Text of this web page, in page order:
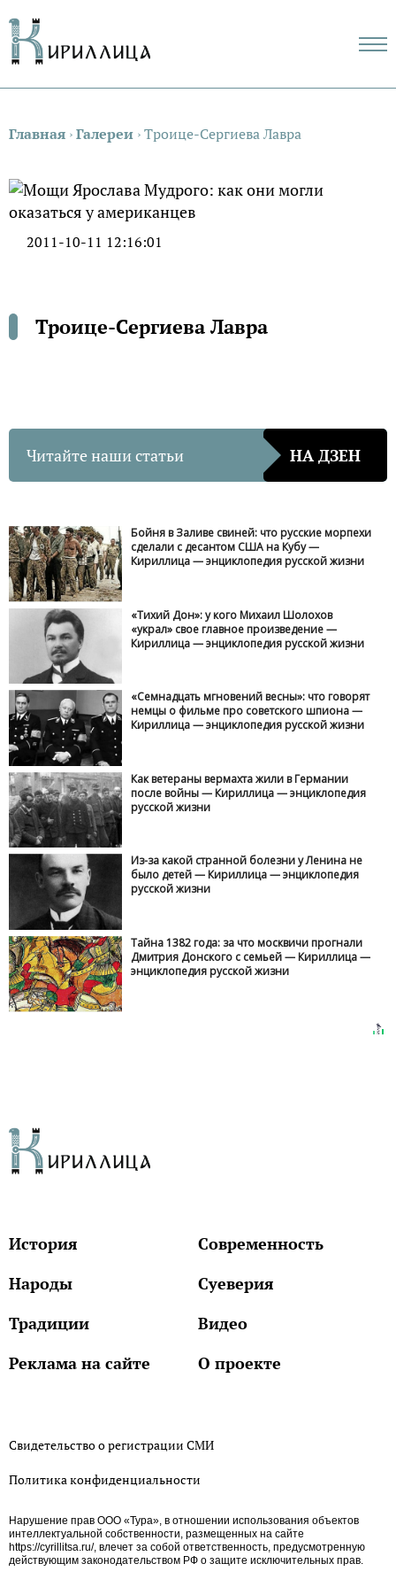
Главная ›Галереи ›Троице-Сергиева Лавра
2011-10-11 12:16:01
Троице-Сергиева Лавра
Читайте наши статьи НА ДЗЕН
Бойня в Заливе свиней: что русские морпехи
сделали с десантом США на Кубу —
Кириллица — энциклопедия русской жизни
«Тихий Дон»: у кого Михаил Шолохов
«украл» свое главное произведение —
Кириллица — энциклопедия русской жизни
«Семнадцать мгновений весны»: что говорят
немцы о фильме про советского шпиона —
Кириллица — энциклопедия русской жизни
Как ветераны вермахта жили в Германии
после войны — Кириллица — энциклопедия
русской жизни
Из-за какой странной болезни у Ленина не
было детей — Кириллица — энциклопедия
русской жизни
Тайна 1382 года: за что москвичи прогнали
Дмитрия Донского с семьей — Кириллица —
энциклопедия русской жизни
История
Современность
Народы
Суеверия
Традиции
Видео
Реклама на сайте
О проекте
Свидетельство о регистрации СМИ
Политика конфиденциальности
Нарушение прав ООО «Тура», в отношении использования объектов
интеллектуальной собственности, размещенных на сайте
https://cyrillitsa.ru/, влечет за собой ответственность, предусмотренную
действующим законодательством РФ о защите исключительных прав.